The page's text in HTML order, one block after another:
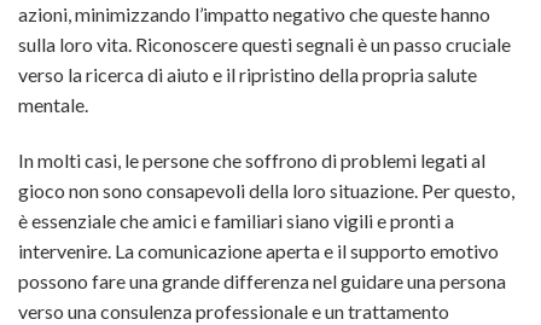
azioni, minimizzando l’impatto negativo che queste hanno
sulla loro vita. Riconoscere questi segnali è un passo cruciale
verso la ricerca di aiuto e il ripristino della propria salute
mentale.
In molti casi, le persone che soffrono di problemi legati al
gioco non sono consapevoli della loro situazione. Per questo,
è essenziale che amici e familiari siano vigili e pronti a
intervenire. La comunicazione aperta e il supporto emotivo
possono fare una grande differenza nel guidare una persona
verso una consulenza professionale e un trattamento